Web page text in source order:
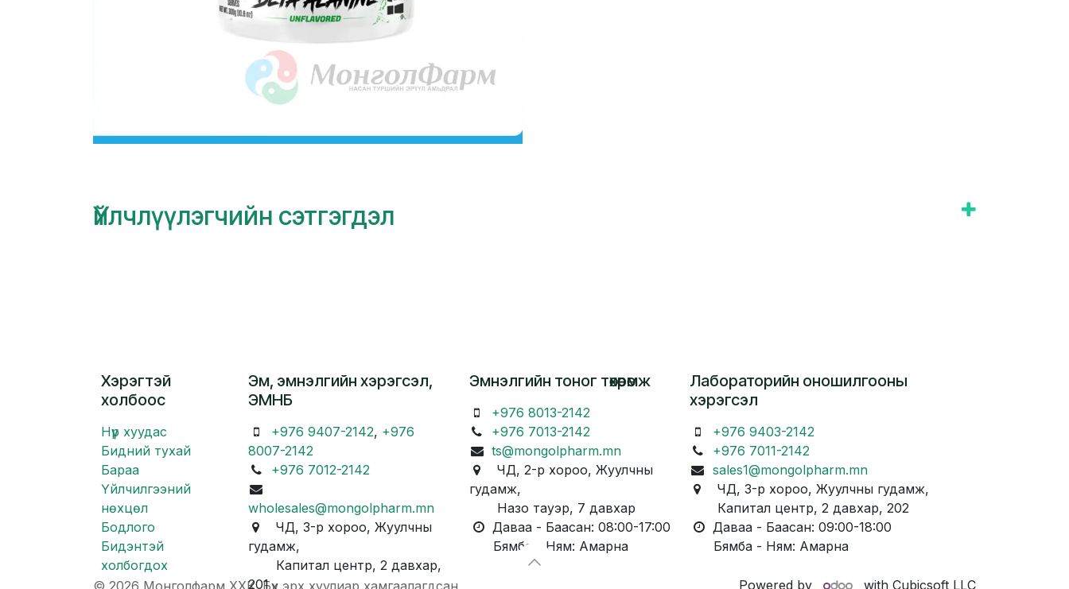
Үйлчлүүлэгчийн сэтгэгдэл
Хэрэгтэй
холбоос
Нүүр хуудас
Бидний тухай
Бараа
Үйлчилгээний
нөхцөл
Бодлого
Бидэнтэй
холбогдох
Эм, эмнэлгийн хэрэгсэл,
ЭМНБ
+976 9407-2142, +976
8007-2142
+976 7012-2142
wholesales@mongolpharm.mn
ЧД, 3-р хороо, Жуулчны
гудамж,
Капитал центр, 2 давхар,
201
Лабораторийн оношилгооны
хэрэгсэл
+976 9403-2142
+976 7011-2142
sales1@mongolpharm.mn
ЧД, 3-р хороо, Жуулчны гудамж,
Капитал центр, 2 давхар, 202
Даваа - Баасан: 09:00-18:00
Бямба - Ням: Амарна
Эмнэлгийн тоног төхөөрөмж
+976 8013-2142
+976 7013-2142
ts@mongolpharm.mn
ЧД, 2-р хороо, Жуулчны
гудамж,
Назо тауэр, 7 давхар
Даваа - Баасан: 08:00-17:00
Бямба - Ням: Амарна
© 2026 Монголфарм ХХК. Бүх эрх хуулиар хамгаалагдсан. Powered by with Cubicsoft LLC